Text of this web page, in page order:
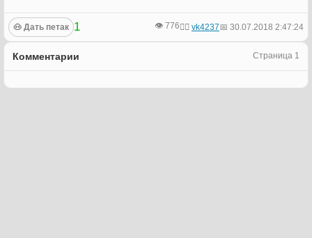
🐽 Дать петак 1 👁️ 776 🙍‍♂️ vk4237📅 30.07.2018 2:47:24
Комментарии Страница 1